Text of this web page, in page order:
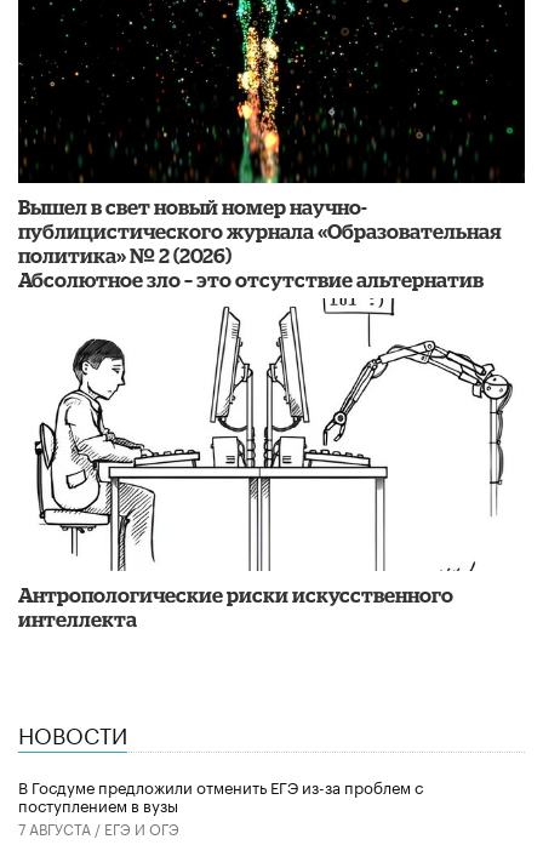
Вышел в свет новый номер научно-
публицистического журнала «Образовательная
политика» № 2 (2026)
Абсолютное зло – это отсутствие альтернатив
Антропологические риски искусственного
интеллекта
НОВОСТИ
В Госдуме предложили отменить ЕГЭ из-за проблем с
поступлением в вузы
7 АВГУСТА / ЕГЭ И ОГЭ